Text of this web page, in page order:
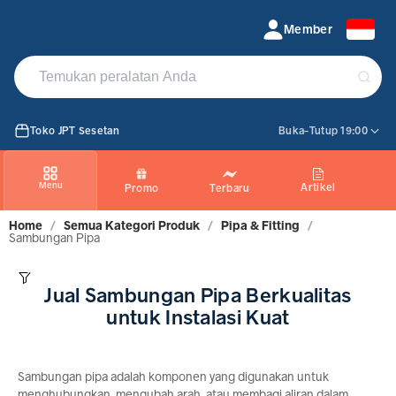
Jual Sambungan Pipa Terlengkap Harga Terbaik | TokoJPT
Member
Toko JPT Sesetan Buka-Tutup 19:00
Menu Promo Terbaru Artikel
Home / Semua Kategori Produk / Pipa & Fitting /
Sambungan Pipa
Jual Sambungan Pipa Berkualitas
untuk Instalasi Kuat
Sambungan pipa adalah komponen yang digunakan untuk